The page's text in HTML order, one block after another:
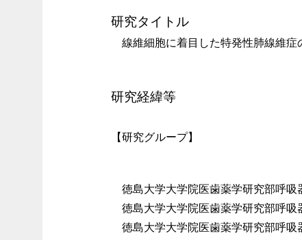
研究タイトル
線維細胞に着目した特発性肺線維
研究経緯等
【研究グループ】
徳島大学大学院医歯薬学研究部呼
徳島大学大学院医歯薬学研究部呼
徳島大学大学院医歯薬学研究部呼